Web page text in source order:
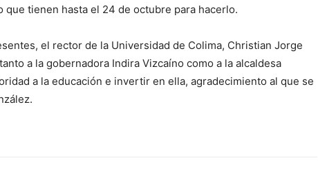
que tienen hasta el 24 de octubre para hacerlo.
el rector de la Universidad de Colima, Christian Jorge
a la gobernadora Indira Vizcaíno como a la alcaldesa
a la educación e invertir en ella, agradecimiento al que se